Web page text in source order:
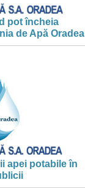
pot încheia
de Apă Oradea
apei potabile în